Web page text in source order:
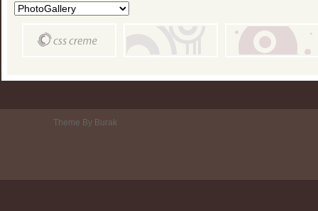
Theme By Burak